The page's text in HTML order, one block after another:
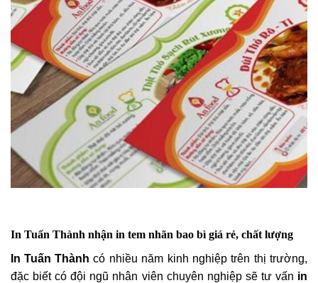
In Tuấn Thành nhận in tem nhãn bao bì giá rẻ, chất lượng
In Tuấn Thành có nhiều năm kinh nghiệp trên thị trường,
đặc biết có đội ngũ nhân viên chuyên nghiệp sẽ tư vấn in